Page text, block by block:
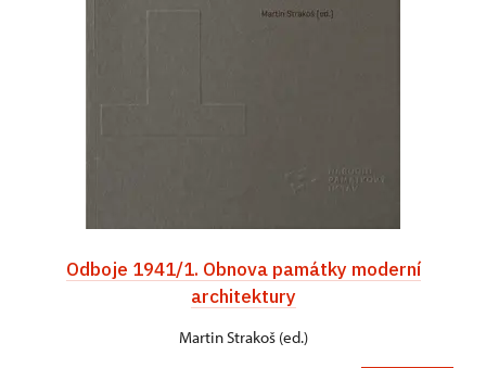
Odboje 1941/1. Obnova památky moderní
architektury
Martin Strakoš (ed.)